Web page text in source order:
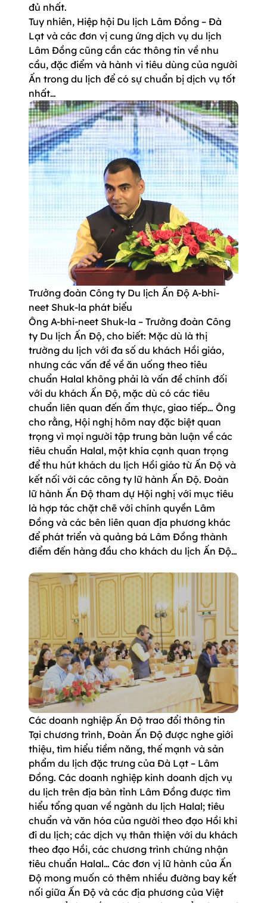
đủ nhất.
Tuy nhiên, Hiệp hội Du lịch Lâm Đồng – Đà
Lạt và các đơn vị cung ứng dịch vụ du lịch
Lâm Đồng cũng cần các thông tin về nhu
cầu, đặc điểm và hành vi tiêu dùng của người
Ấn trong du lịch để có sự chuẩn bị dịch vụ tốt
nhất…
Trưởng đoàn Công ty Du lịch Ấn Độ A-bhi-
neet Shuk-la phát biểu
Ông A-bhi-neet Shuk-la – Trưởng đoàn Công
ty Du lịch Ấn Độ, cho biết: Mặc dù là thị
trường du lịch với đa số du khách Hồi giáo,
nhưng các vấn đề về ăn uống theo tiêu
chuẩn Halal không phải là vấn đề chính đối
với du khách Ấn Độ, mặc dù có các tiêu
chuẩn liên quan đến ẩm thực, giao tiếp… Ông
cho rằng, Hội nghị hôm nay đặc biệt quan
trọng vì mọi người tập trung bàn luận về các
tiêu chuẩn Halal, một khía cạnh quan trọng
để thu hút khách du lịch Hồi giáo từ Ấn Độ và
kết nối với các công ty lữ hành Ấn Độ. Đoàn
lữ hành Ấn Độ tham dự Hội nghị với mục tiêu
là hợp tác chặt chẽ với chính quyền Lâm
Đồng và các bên liên quan địa phương khác
để phát triển và quảng bá Lâm Đồng thành
điểm đến hàng đầu cho khách du lịch Ấn Độ…
Các doanh nghiệp Ấn Độ trao đổi thông tin
Tại chương trình, Đoàn Ấn Độ được nghe giới
thiệu, tìm hiểu tiềm năng, thế mạnh và sản
phẩm du lịch đặc trưng của Đà Lạt – Lâm
Đồng. Các doanh nghiệp kinh doanh dịch vụ
du lịch trên địa bàn tỉnh Lâm Đồng được tìm
hiểu tổng quan về ngành du lịch Halal; tiêu
chuẩn và văn hóa của người theo đạo Hồi khi
đi du lịch; các dịch vụ thân thiện với du khách
theo đạo Hồi, các chương trình chứng nhận
tiêu chuẩn Halal… Các đơn vị lữ hành của Ấn
Độ mong muốn có thêm nhiều đường bay kết
nối giữa Ấn Độ và các địa phương của Việt